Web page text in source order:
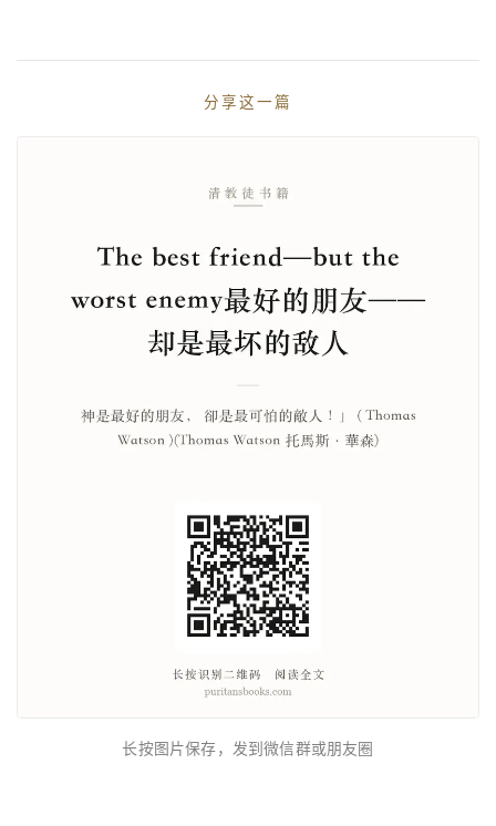
分享这一篇
长按图片保存，发到微信群或朋友圈